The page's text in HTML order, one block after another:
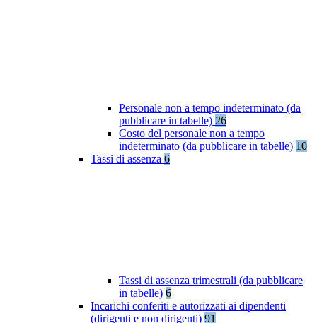
Personale non a tempo indeterminato (da
pubblicare in tabelle) 26
Costo del personale non a tempo
indeterminato (da pubblicare in tabelle) 10
Tassi di assenza 6
Tassi di assenza trimestrali (da pubblicare
in tabelle) 6
Incarichi conferiti e autorizzati ai dipendenti
(dirigenti e non dirigenti) 91